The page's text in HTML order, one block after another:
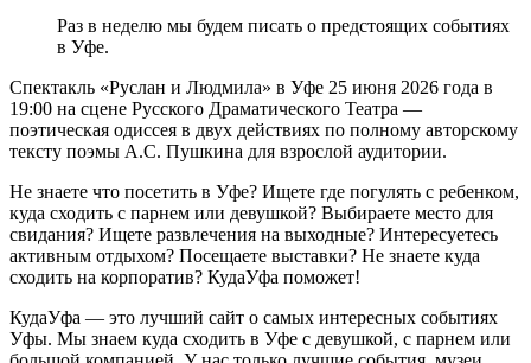
Раз в неделю мы будем писать о предстоящих событиях
в Уфе.
Спектакль «Руслан и Людмила» в Уфе 25 июня 2026 года в
19:00 на сцене Русского Драматического Театра —
поэтическая одиссея в двух действиях по полному авторскому
тексту поэмы А.С. Пушкина для взрослой аудитории.
Не знаете что посетить в Уфе? Ищете где погулять с ребенком,
куда сходить с парнем или девушкой? Выбираете место для
свидания? Ищете развлечения на выходные? Интересуетесь
активным отдыхом? Посещаете выставки? Не знаете куда
сходить на корпоратив? КудаУфа поможет!
КудаУфа — это лучший сайт о самых интересных событиях
Уфы. Мы знаем куда сходить в Уфе с девушкой, с парнем или